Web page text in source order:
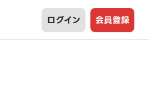
ログイン 会員登録